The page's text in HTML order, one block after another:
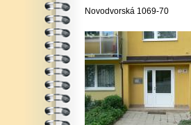
Novodvorská 1069-70